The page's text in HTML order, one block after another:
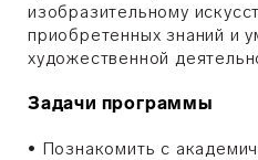
изобразительному
приобретенных знаний и
художественной
Задачи программы
• Познакомить с